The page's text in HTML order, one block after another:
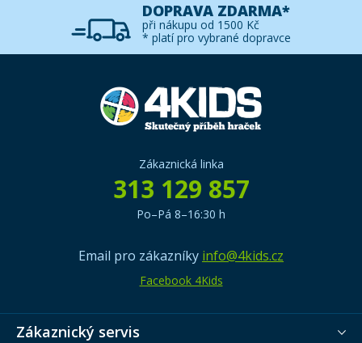
DOPRAVA ZDARMA*
při nákupu od 1500 Kč
* platí pro vybrané dopravce
Zákaznická linka
313 129 857
Po–Pá 8–16:30 h
Email pro zákazníky info@4kids.cz
Facebook 4Kids
Zákaznický servis